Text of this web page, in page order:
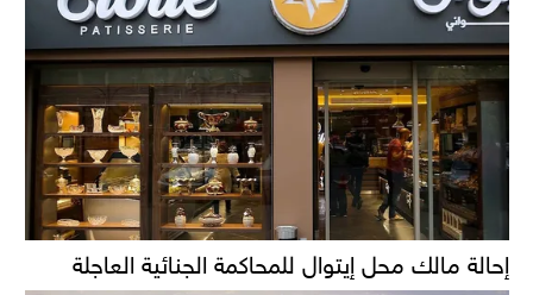
إحالة مالك محل إيتوال للمحاكمة الجنائية العاجلة